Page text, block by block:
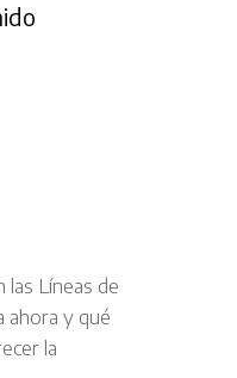
las Líneas de
ahora y qué
la